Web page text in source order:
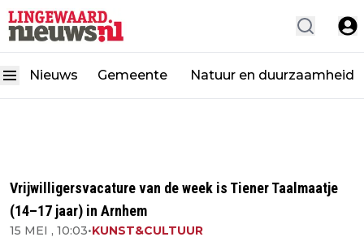
Nieuws Gemeente Natuur en duurzaamheid
Vrijwilligersvacature van de week is Tiener Taalmaatje
(14–17 jaar) in Arnhem
15 MEI , 10:03•KUNST&CULTUUR